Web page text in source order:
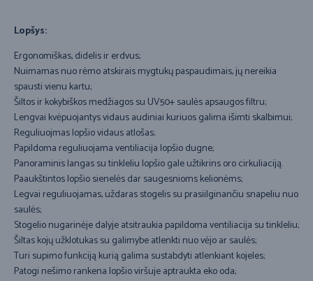
Lopšys:
Ergonomiškas, didelis ir erdvus;
Nuimamas nuo rėmo atskirais mygtukų paspaudimais, jų nereikia
spausti vienu kartu;
Šiltos ir kokybiškos medžiagos su UV50+ saulės apsaugos filtru;
Lengvai kvėpuojantys vidaus audiniai kuriuos galima išimti skalbimui;
Reguliuojmas lopšio vidaus atlošas;
Papildoma reguliuojama ventiliacija lopšio dugne;
Panoraminis langas su tinkleliu lopšio gale užtikrins oro cirkuliaciją.
Paaukštintos lopšio sienelės dar saugesnioms kelionėms;
Legvai reguliuojamas, uždaras stogelis su prasiilginančiu snapeliu nuo
saulės;
Stogelio nugarinėje dalyje atsitraukia papildoma ventiliacija su tinkleliu;
Šiltas kojų užklotukas su galimybe atlenkti nuo vėjo ar saulės;
Turi supimo funkciją kurią galima sustabdyti atlenkiant kojeles;
Patogi nešimo rankena lopšio viršuje aptraukta eko oda;